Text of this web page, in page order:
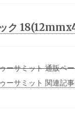
ク
ーサミット 通販ペ
ーサミット 関連記